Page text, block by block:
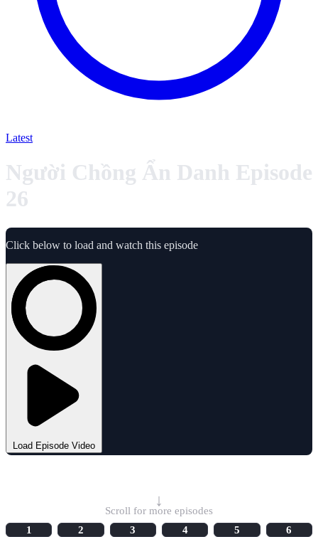
Latest
Người Chồng Ẩn Danh Episode
26
Click below to load and watch this episode
Load Episode Video
↓
Scroll for more episodes
1
2 3 4 5
6